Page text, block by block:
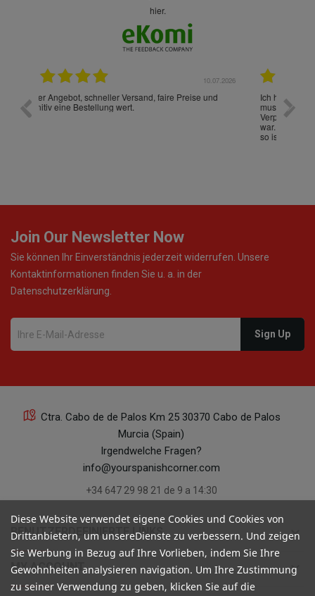
hier.
28.05.2026
Ich habe zum ersten Mal aus Deutschland bestellt und
muss sagen, dass die gesamte Abwicklung, die
Die
gut
ist
Join Our Newsletter Now
Sie können Ihr Einverständnis jederzeit widerrufen. Unsere
Kontaktinformationen finden Sie u. a. in der
Datenschutzerklärung.
Ctra. Cabo de de Palos Km 25 30370 Cabo de Palos
Murcia (Spain)
Irgendwelche Fragen?
info@yourspanishcorner.com
+34 647 29 98 21 de 9 a 14:30
BENUTZERDEFINIERTE LINKS keyboard_arrow_down
MY ACCOUNT keyboard_arrow_down
Diese Website verwendet eigene Cookies und Cookies von
Drittanbietern, um unsereDienste zu verbessern. Und zeigen
Sie Werbung in Bezug auf Ihre Vorlieben, indem Sie Ihre
Gewohnheiten analysieren navigation. Um Ihre Zustimmung
zu seiner Verwendung zu geben, klicken Sie auf die